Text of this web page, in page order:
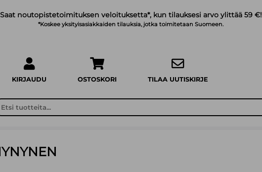
Saat noutopistetoimituksen veloituksetta*, kun tilauksesi arvo ylittää 59 €!
*Koskee yksityisasiakkaiden tilauksia, jotka toimitetaan Suomeen.
KIRJAUDU OSTOSKORI TILAA UUTISKIRJE